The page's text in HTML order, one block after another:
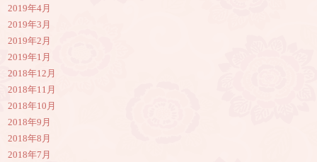
2019年4月
2019年3月
2019年2月
2019年1月
2018年12月
2018年11月
2018年10月
2018年9月
2018年8月
2018年7月